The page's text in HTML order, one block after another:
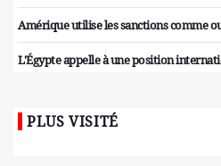
Amérique utilise les sanctions comme
L'Égypte appelle à une position
PLUS VISITÉ